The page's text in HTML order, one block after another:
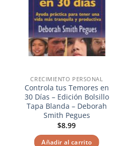
CRECIMIENTO PERSONAL
Controla tus Temores en
30 Días – Edición Bolsillo
Tapa Blanda – Deborah
Smith Pegues
$8.99
Añadir al carrito